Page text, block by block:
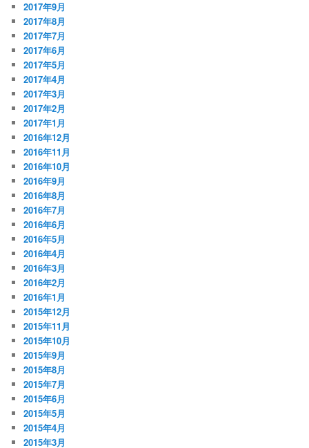
2017年9月
2017年8月
2017年7月
2017年6月
2017年5月
2017年4月
2017年3月
2017年2月
2017年1月
2016年12月
2016年11月
2016年10月
2016年9月
2016年8月
2016年7月
2016年6月
2016年5月
2016年4月
2016年3月
2016年2月
2016年1月
2015年12月
2015年11月
2015年10月
2015年9月
2015年8月
2015年7月
2015年6月
2015年5月
2015年4月
2015年3月